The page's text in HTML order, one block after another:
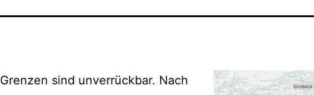
Grenzen sind unverrückbar. Nach